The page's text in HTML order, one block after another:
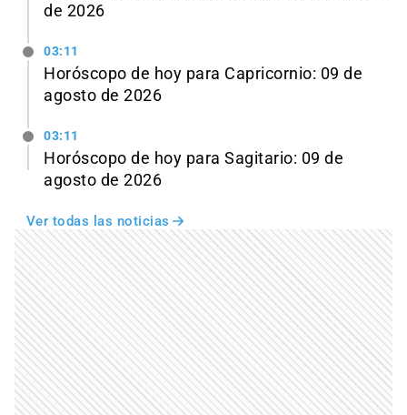
de 2026
03:11
Horóscopo de hoy para Capricornio: 09 de
agosto de 2026
03:11
Horóscopo de hoy para Sagitario: 09 de
agosto de 2026
Ver todas las noticias